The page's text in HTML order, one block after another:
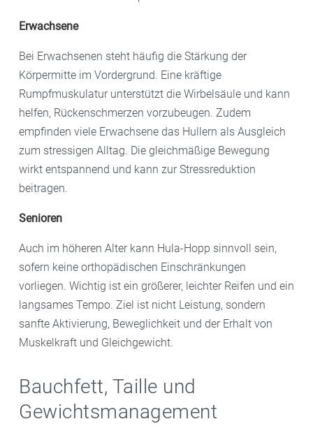
Erwachsene
Bei Erwachsenen steht häufig die Stärkung der
Körpermitte im Vordergrund. Eine kräftige
Rumpfmuskulatur unterstützt die Wirbelsäule und kann
helfen, Rückenschmerzen vorzubeugen. Zudem
empfinden viele Erwachsene das Hullern als Ausgleich
zum stressigen Alltag. Die gleichmäßige Bewegung
wirkt entspannend und kann zur Stressreduktion
beitragen.
Senioren
Auch im höheren Alter kann Hula-Hopp sinnvoll sein,
sofern keine orthopädischen Einschränkungen
vorliegen. Wichtig ist ein größerer, leichter Reifen und ein
langsames Tempo. Ziel ist nicht Leistung, sondern
sanfte Aktivierung, Beweglichkeit und der Erhalt von
Muskelkraft und Gleichgewicht.
Bauchfett, Taille und
Gewichtsmanagement